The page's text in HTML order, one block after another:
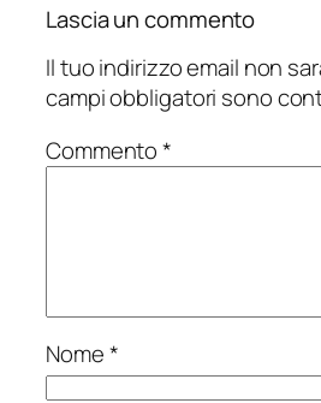
Lascia un commento
Il tuo indirizzo email non
campi obbligatori sono
Commento*
Nome*